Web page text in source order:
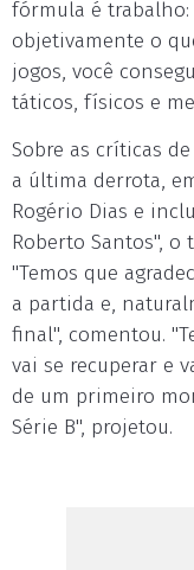
fórmula é trabalho:
objetivamente o
jogos, você
táticos, físicos e
Sobre as críticas
a última derrota,
Rogério Dias e
Roberto Santos",
"Temos que
a partida e,
final", comentou.
vai se recuperar e
de um primeiro
Série B", projetou.